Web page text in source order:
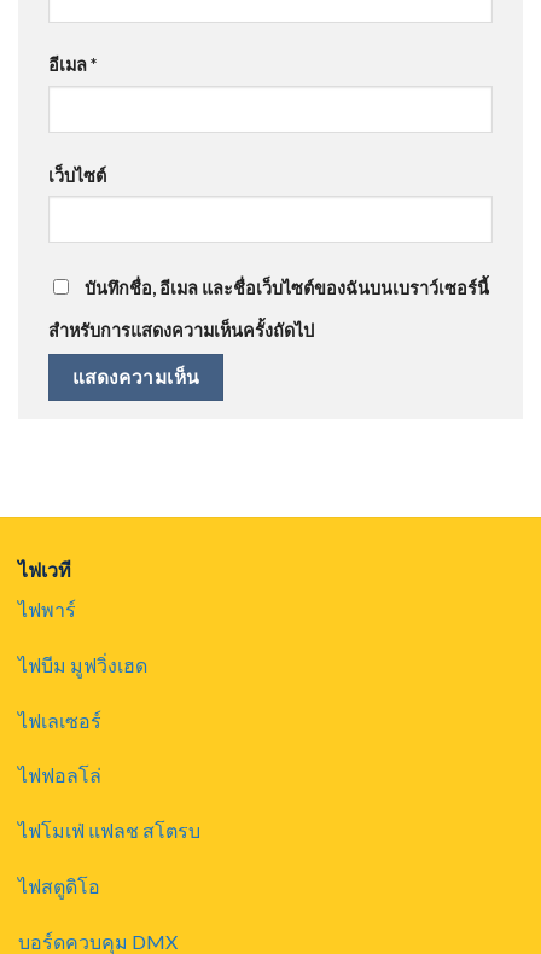
อีเมล*
เว็บไซต์
บันทึกชื่อ, อีเมล และชื่อเว็บไซต์ของฉันบนเบราว์เซอร์นี้
สำหรับการแสดงความเห็นครั้งถัดไป
ไฟเวที
ไฟพาร์
ไฟบีม มูฟวิ่งเฮด
ไฟเลเซอร์
ไฟฟอลโล่
ไฟโมเฟ่ แฟลช สโตรบ
ไฟสตูดิโอ
บอร์ดควบคุม DMX